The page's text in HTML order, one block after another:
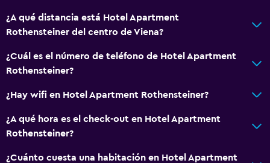
¿A qué distancia está Hotel Apartment
Rothensteiner del centro de Viena?
¿Cuál es el número de teléfono de Hotel Apartment
Rothensteiner?
¿Hay wifi en Hotel Apartment Rothensteiner?
¿A qué hora es el check-out en Hotel Apartment
Rothensteiner?
¿Cuánto cuesta una habitación en Hotel Apartment